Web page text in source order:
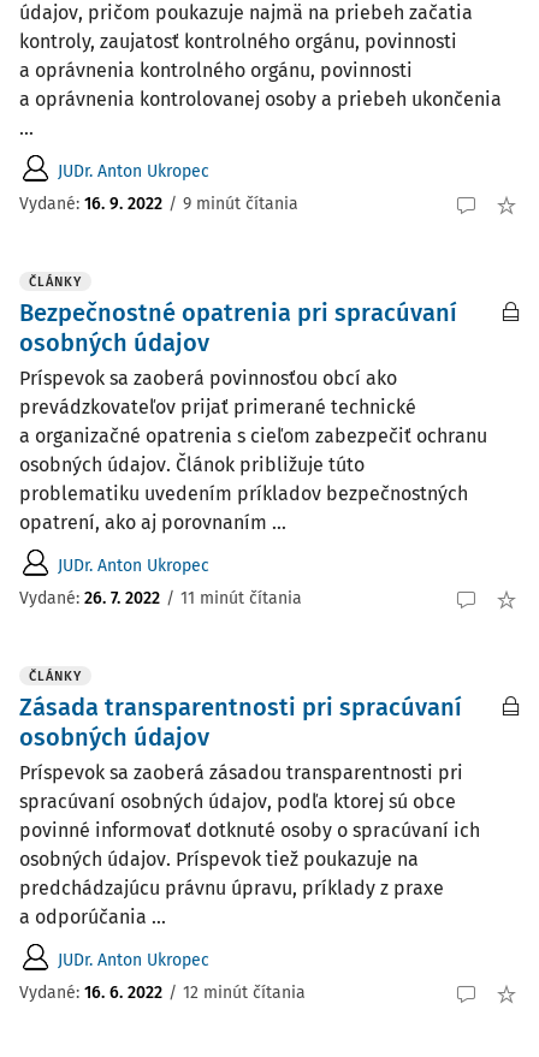
údajov, pričom poukazuje najmä na priebeh začatia
kontroly, zaujatosť kontrolného orgánu, povinnosti
a oprávnenia kontrolného orgánu, povinnosti
a oprávnenia kontrolovanej osoby a priebeh ukončenia
...
JUDr. Anton Ukropec
Vydané: 16. 9. 2022 / 9 minút čítania
ČLÁNKY
Bezpečnostné opatrenia pri spracúvaní
osobných údajov
Príspevok sa zaoberá povinnosťou obcí ako
prevádzkovateľov prijať primerané technické
a organizačné opatrenia s cieľom zabezpečiť ochranu
osobných údajov. Článok približuje túto
problematiku uvedením príkladov bezpečnostných
opatrení, ako aj porovnaním ...
JUDr. Anton Ukropec
Vydané: 26. 7. 2022 / 11 minút čítania
ČLÁNKY
Zásada transparentnosti pri spracúvaní
osobných údajov
Príspevok sa zaoberá zásadou transparentnosti pri
spracúvaní osobných údajov, podľa ktorej sú obce
povinné informovať dotknuté osoby o spracúvaní ich
osobných údajov. Príspevok tiež poukazuje na
predchádzajúcu právnu úpravu, príklady z praxe
a odporúčania ...
JUDr. Anton Ukropec
Vydané: 16. 6. 2022 / 12 minút čítania